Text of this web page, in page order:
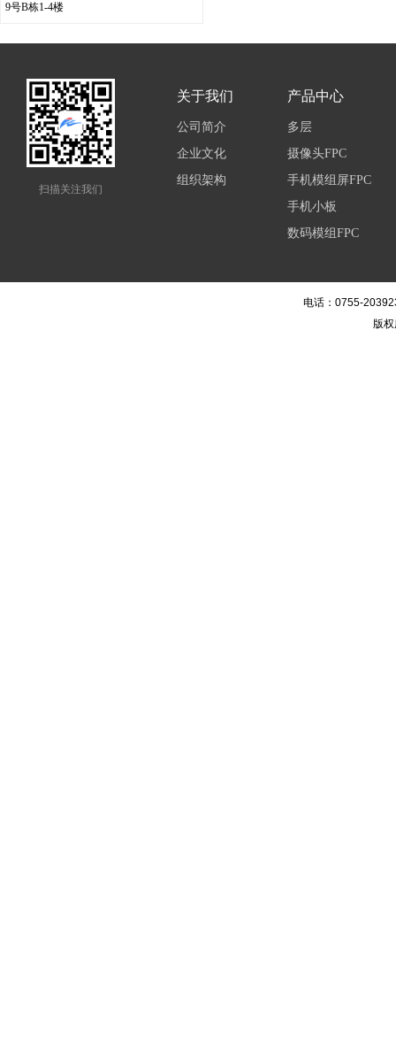
9号B栋1-4楼
扫描关注我们
关于我们
公司简介
企业文化
组织架构
产品中心
多层
摄像头FPC
手机模组屏FPC
手机小板
数码模组FPC
电话：0755-
版